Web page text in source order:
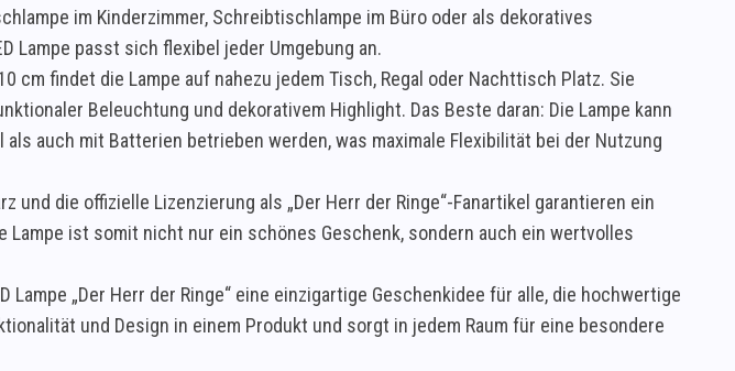
im Kinderzimmer, Schreibtischlampe im Büro oder als dekoratives
Lampe passt sich flexibel jeder Umgebung an.
cm findet die Lampe auf nahezu jedem Tisch, Regal oder Nachttisch Platz. Sie
Beleuchtung und dekorativem Highlight. Das Beste daran: Die Lampe kann
auch mit Batterien betrieben werden, was maximale Flexibilität bei der Nutzung
und die offizielle Lizenzierung als „Der Herr der Ringe“-Fanartikel garantieren ein
Lampe ist somit nicht nur ein schönes Geschenk, sondern auch ein wertvolles
Lampe „Der Herr der Ringe“ eine einzigartige Geschenkidee für alle, die hochwertige
und Design in einem Produkt und sorgt in jedem Raum für eine besondere